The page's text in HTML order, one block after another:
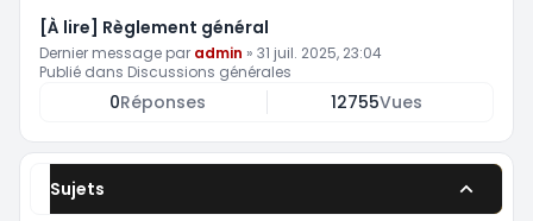
[À lire] Règlement général
Dernier message par admin » 31 juil. 2025, 23:04
Publié dans Discussions générales
0Réponses 12755Vues
Sujets